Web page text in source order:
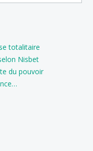
totalitaire
Nisbet
du pouvoir